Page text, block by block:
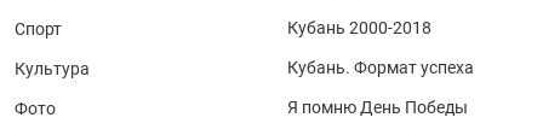
Спорт
Культура
Фото
Кубань 2000-2018
Кубань. Формат успеха
Я помню День Победы